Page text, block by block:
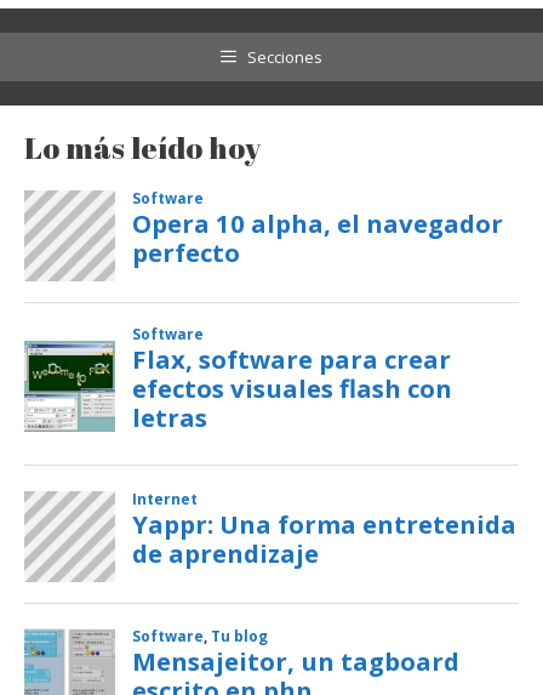
Secciones
Lo más leído hoy